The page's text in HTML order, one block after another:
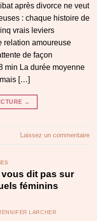
après divorce ne veut
: chaque histoire de
vrais leviers
relation amoureuse
de façon
min La durée moyenne
[…]
→
Laissez un commentaire
dit pas sur
féminins
LARCHER